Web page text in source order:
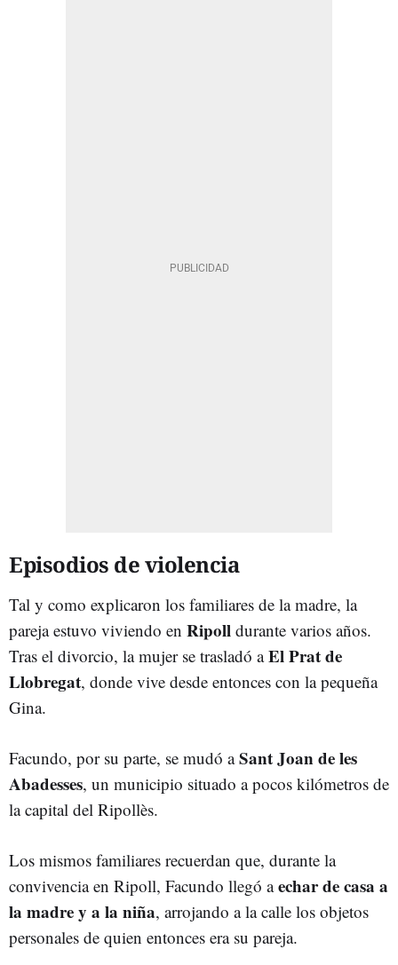
Episodios de violencia
Tal y como explicaron los familiares de la madre, la
pareja estuvo viviendo en Ripoll durante varios años.
Tras el divorcio, la mujer se trasladó aEl Prat de
Llobregat, donde vive desde entonces con la pequeña
Gina.
Facundo, por su parte, se mudó aSant Joan de les
Abadesses, un municipio situado a pocos kilómetros de
la capital del Ripollès.
Los mismos familiares recuerdan que, durante la
convivencia en Ripoll, Facundo llegó aechar de casa a
la madre y a la niña, arrojando a la calle los objetos
personales de quien entonces era su pareja.